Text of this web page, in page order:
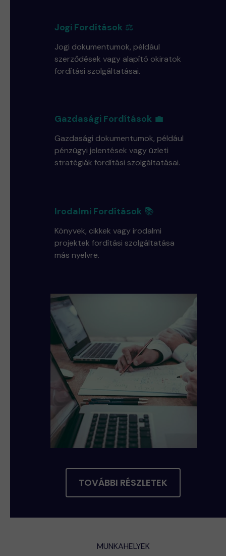
TOVÁBBI RÉSZLETEK
Irodalmi Fordítások 📚
Könyvek, cikkek vagy irodalmi
projektek fordítási szolgáltatása
más nyelvre.
Gazdasági Fordítások 💼
Gazdasági dokumentumok, például
pénzügyi jelentések vagy üzleti
stratégiák fordítási szolgáltatásai.
Jogi Fordítások ⚖️
Jogi dokumentumok, például
szerződések vagy alapító okiratok
fordítási szolgáltatásai.
MUNKAHELYEK